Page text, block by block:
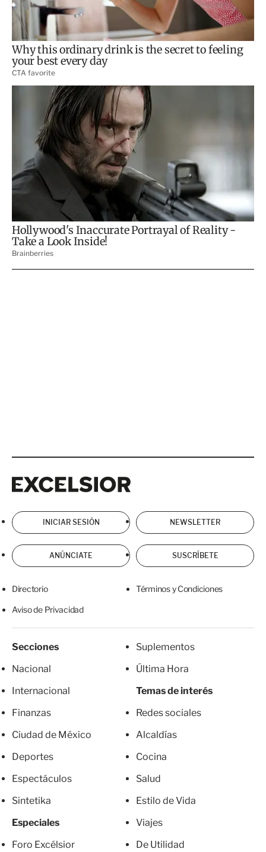
INICIAR SESIÓN NEWSLETTER
ANÚNCIATE SUSCRÍBETE
Directorio Términos y Condiciones
Aviso de Privacidad
Secciones
Nacional
Internacional
Finanzas
Ciudad de México
Deportes
Espectáculos
Sintetika
Especiales
Foro Excélsior
Suplementos
Última Hora
Temas de interés
Redes sociales
Alcaldías
Cocina
Salud
Estilo de Vida
Viajes
De Utilidad